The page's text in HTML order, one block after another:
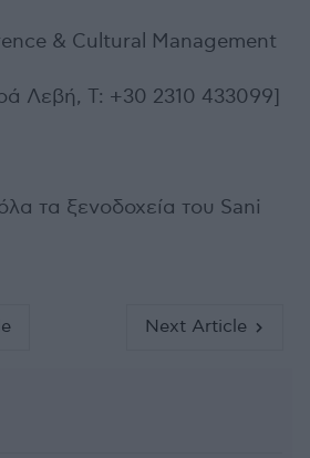
& Cultural Management
Λεβή, Τ: +30 2310 433099]
τα ξενοδοχεία του Sani
Next Article